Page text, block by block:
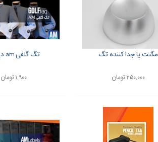
مگنت یا جدا کننده تگ
۲۵۰,۰۰۰ تومان
تگ گلفی am درجه ۱
۱,۹۰۰ تومان